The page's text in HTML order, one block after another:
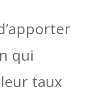
qui
taux